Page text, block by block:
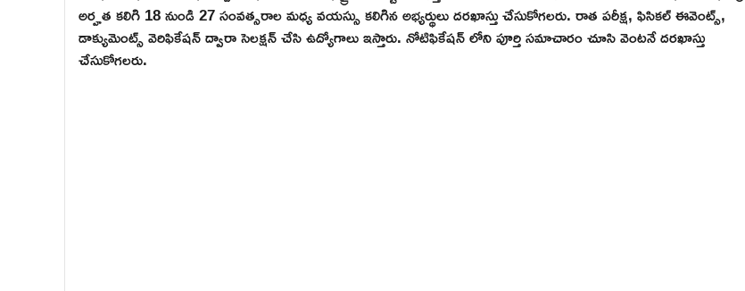
అర్హత కలిగి 18 నుండి 27 సంవత్సరాల మధ్య వయస్సు కలిగిన అభ్యర్థులు దరఖాస్తు చేసుకోగలరు. రాత పరీక్ష, ఫిసికల్ ఈవెంట్స్,
డాక్యుమెంట్స్ వెరిఫికేషన్ ద్వారా సెలక్షన్ చేసి ఉద్యోగాలు ఇస్తారు. నోటిఫికేషన్ లోని పూర్తి సమాచారం చూసి వెంటనే దరఖాస్తు
చేసుకోగలరు.